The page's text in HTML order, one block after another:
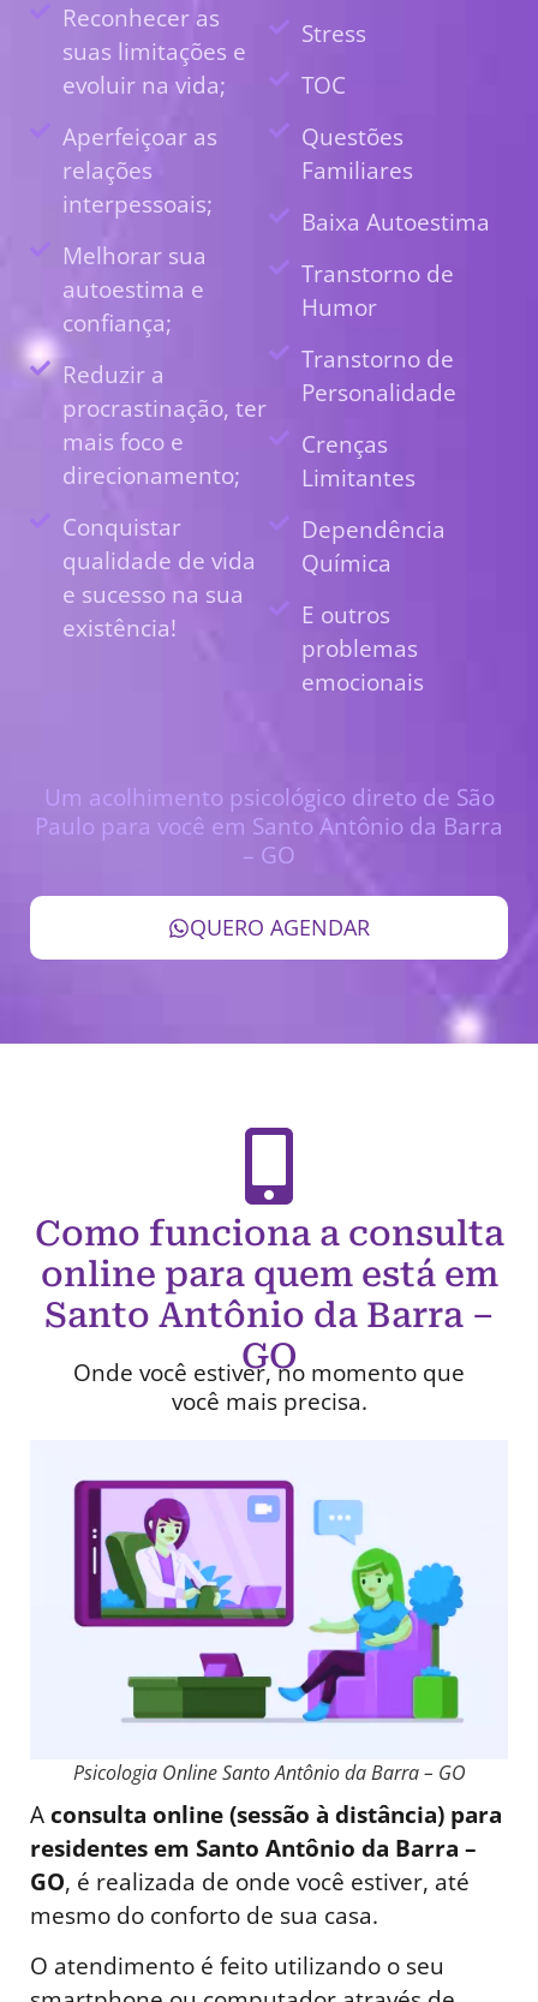
Reconhecer as
suas limitações e
evoluir na vida;
Aperfeiçoar as
relações
interpessoais;
Melhorar sua
autoestima e
confiança;
Reduzir a
procrastinação, ter
mais foco e
direcionamento;
Conquistar
qualidade de vida
e sucesso na sua
existência!
Stress
TOC
Questões
Familiares
Baixa Autoestima
Transtorno de
Humor
Transtorno de
Personalidade
Crenças
Limitantes
Dependência
Química
E outros
problemas
emocionais
Um acolhimento psicológico direto de São
Paulo para você em Santo Antônio da Barra
– GO
QUERO AGENDAR
Como funciona a consulta
online para quem está em
Santo Antônio da Barra –
GO
Onde você estiver, no momento que
você mais precisa.
Psicologia Online Santo Antônio da Barra – GO
Aconsulta online (sessão à distância) para
residentes em Santo Antônio da Barra –
GO, é realizada de onde você estiver, até
mesmo do conforto de sua casa.
O atendimento é feito utilizando o seu